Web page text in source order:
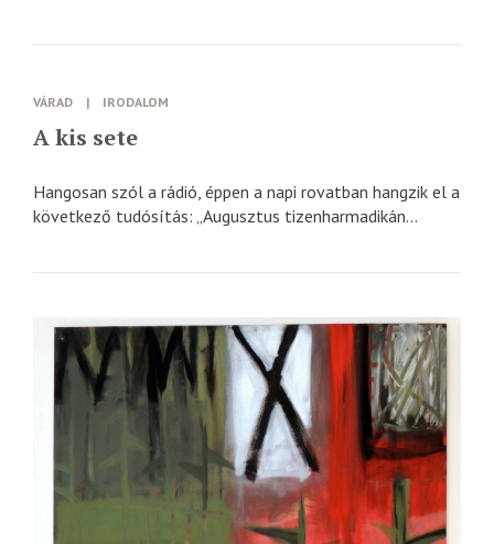
VÁRAD | IRODALOM
A kis sete
Hangosan szól a rádió, éppen a napi rovatban hangzik el a
következő tudósítás: „Augusztus tizenharmadikán...